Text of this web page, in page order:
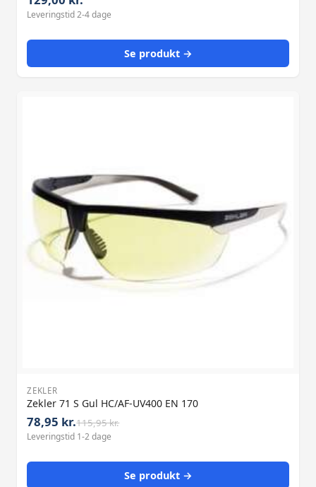
egnet til brug med kameraer eller teleskoper.
Leveringstid 2-4 dage
Se produkt →
ZEKLER
Zekler 71 S Gul HC/AF-UV400 EN 170
78,95 kr.115,95 kr.
Leveringstid 1-2 dage
Se produkt →